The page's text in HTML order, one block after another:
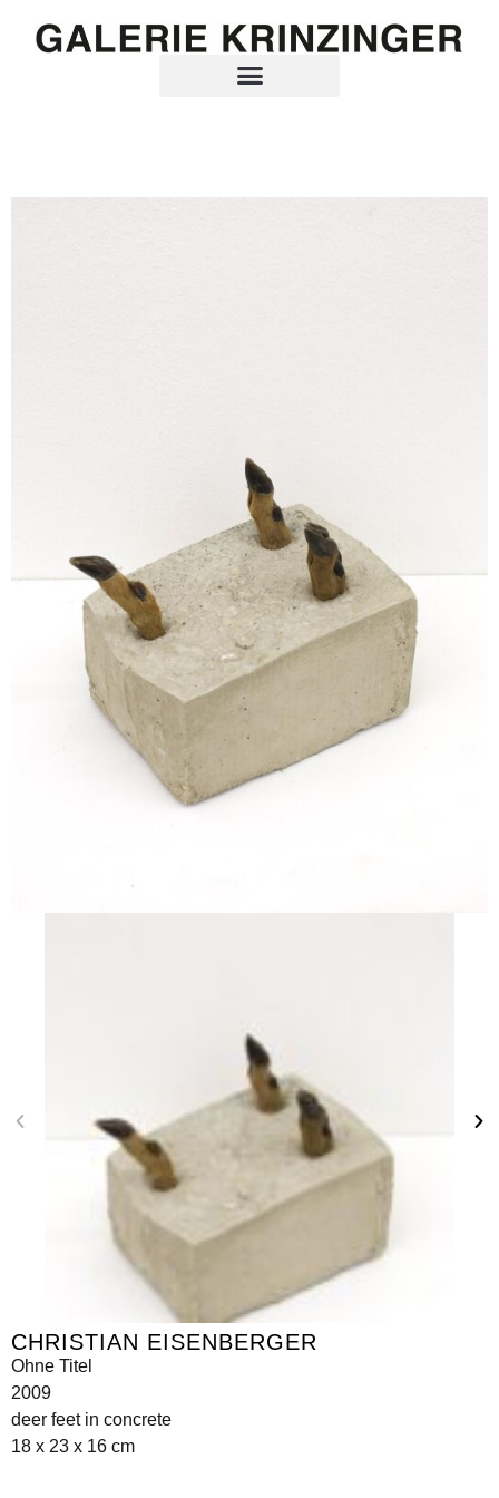
CHRISTIAN EISENBERGER
Ohne Titel
2009
deer feet in concrete
18 x 23 x 16 cm